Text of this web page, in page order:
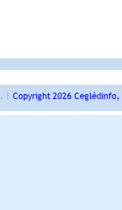
| Copyright 2026